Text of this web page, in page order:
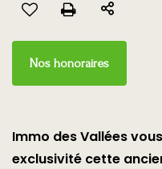
Nos honoraires
Immo des Vallées
exclusivité cette